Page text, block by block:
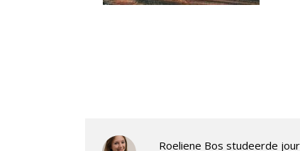
Roeliene Bos studeerde